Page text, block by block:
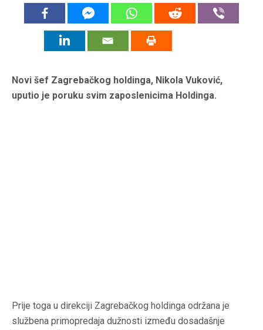
Novi šef Zagrebačkog holdinga, Nikola Vuković,
uputio je poruku svim zaposlenicima Holdinga.
Prije toga u direkciji Zagrebačkog holdinga održana je
službena primopredaja dužnosti između dosadašnje